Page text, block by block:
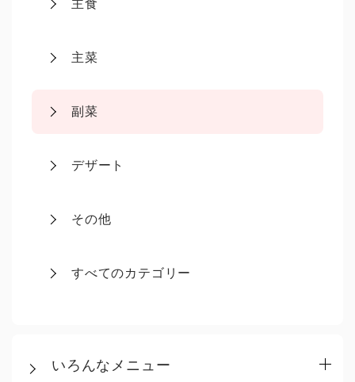
主食
主菜
副菜
デザート
その他
すべてのカテゴリー
いろんなメニュー